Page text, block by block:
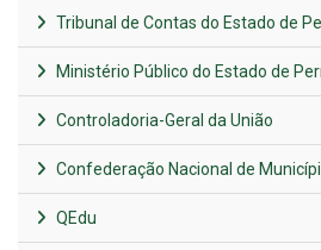
Tribunal de Contas do Estado de
Ministério Público do Estado de
Controladoria-Geral da União
Confederação Nacional de
QEdu